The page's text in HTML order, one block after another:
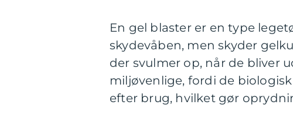
En gel blaster er en type
skydevåben, men skyder
der svulmer op, når de bliver
miljøvenlige, fordi de
efter brug, hvilket gør